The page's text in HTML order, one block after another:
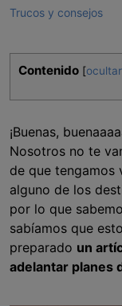
Trucos y consejos
Contenido [ocultar
¡Buenas,
Nosotros no te
de que tengamos
alguno de los
por lo que
sabíamos que
preparado un
adelantar planes